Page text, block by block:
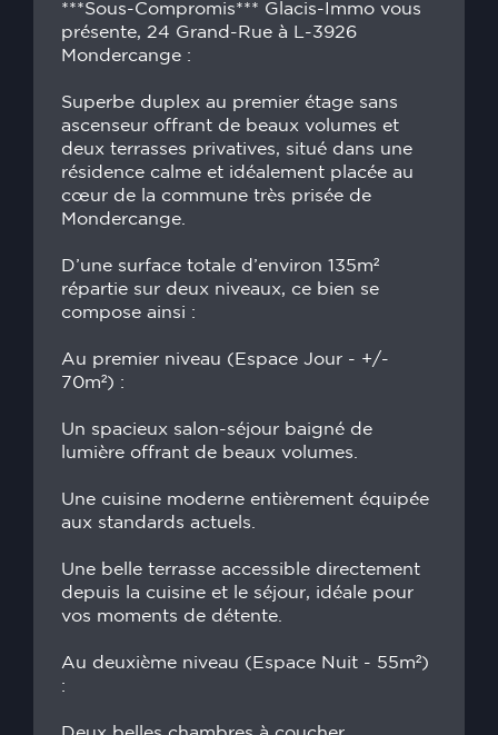
***Sous-Compromis*** Glacis-Immo vous
présente, 24 Grand-Rue à L-3926
Mondercange :
Superbe duplex au premier étage sans
ascenseur offrant de beaux volumes et
deux terrasses privatives, situé dans une
résidence calme et idéalement placée au
cœur de la commune très prisée de
Mondercange.
D’une surface totale d’environ 135m²
répartie sur deux niveaux, ce bien se
compose ainsi :
Au premier niveau (Espace Jour - +/-
70m²) :
Un spacieux salon-séjour baigné de
lumière offrant de beaux volumes.
Une cuisine moderne entièrement équipée
aux standards actuels.
Une belle terrasse accessible directement
depuis la cuisine et le séjour, idéale pour
vos moments de détente.
Au deuxième niveau (Espace Nuit - 55m²)
: